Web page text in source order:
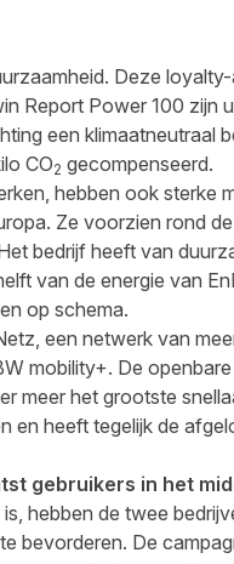
Deze
Report Power 100 zijn
een klimaatneutraal
CO2 gecompenseerd.
hebben ook sterke
Ze voorzien rond
bedrijf heeft van
van de energie van
op schema.
een netwerk van
mobility+. De
meer het grootste
en heeft tegelijk de
gebruikers in het
hebben de twee
bevorderen. De